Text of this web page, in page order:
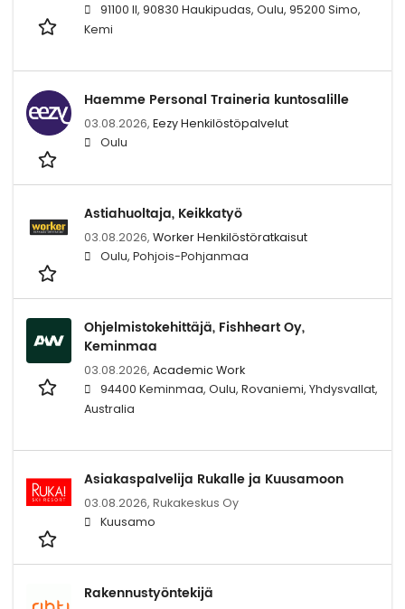
91100 II, 90830 Haukipudas, Oulu, 95200 Simo,
Kemi
Haemme Personal Traineria kuntosalille
03.08.2026, Eezy Henkilöstöpalvelut
Oulu
Astiahuoltaja, Keikkatyö
03.08.2026, Worker Henkilöstöratkaisut
Oulu, Pohjois-Pohjanmaa
Ohjelmistokehittäjä, Fishheart Oy,
Keminmaa
03.08.2026, Academic Work
94400 Keminmaa, Oulu, Rovaniemi, Yhdysvallat,
Australia
Asiakaspalvelija Rukalle ja Kuusamoon
03.08.2026, Rukakeskus Oy
Kuusamo
Rakennustyöntekijä